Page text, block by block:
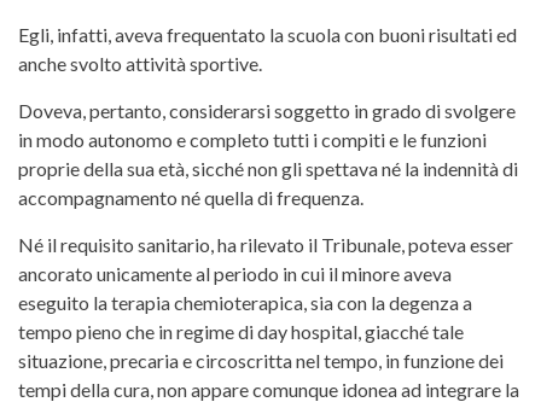
Egli, infatti, aveva frequentato la scuola con buoni risultati ed
anche svolto attività sportive.
Doveva, pertanto, considerarsi soggetto in grado di svolgere
in modo autonomo e completo tutti i compiti e le funzioni
proprie della sua età, sicché non gli spettava né la indennità di
accompagnamento né quella di frequenza.
Né il requisito sanitario, ha rilevato il Tribunale, poteva esser
ancorato unicamente al periodo in cui il minore aveva
eseguito la terapia chemioterapica, sia con la degenza a
tempo pieno che in regime di day hospital, giacché tale
situazione, precaria e circoscritta nel tempo, in funzione dei
tempi della cura, non appare comunque idonea ad integrare la